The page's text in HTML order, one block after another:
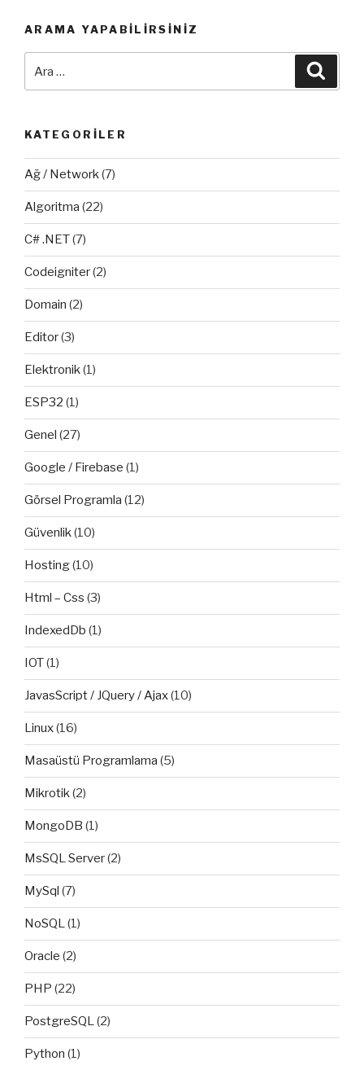
(
PHP
ARAMA YAPABILIRSINIZ
KATEGORILER
Ağ / Network(7)
Algoritma (22)
C# .NET(7)
Codeigniter(2)
Domain (2)
Editor(3)
Elektronik(1)
ESP32 (1)
Genel (27)
Google / Firebase (1)
Görsel Programla (12)
Güvenlik(10)
Hosting(10)
Html – Css (3)
IndexedDb (1)
IOT(1)
JavasScript / JQuery / Ajax(10)
Linux(16)
Masaüstü Programlama (5)
Mikrotik(2)
MongoDB (1)
MsSQL Server(2)
MySql (7)
NoSQL(1)
Oracle (2)
PHP (22)
PostgreSQL(2)
Python (1)